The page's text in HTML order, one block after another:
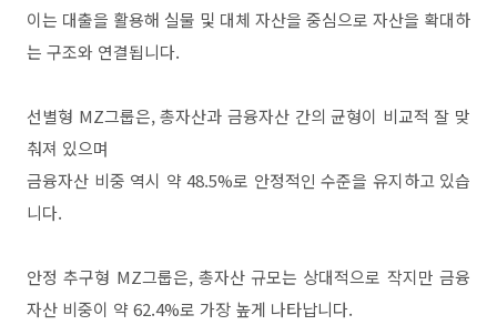
이는 대출을 활용해 실물 및 대체 자산을 중심으로 자산을 확대하
는 구조와 연결됩니다.
선별형 MZ그룹은,총자산과 금융자산 간의 균형이 비교적 잘 맞
춰져 있으며
금융자산 비중 역시 약 48.5%로 안정적인 수준을 유지하고 있습
니다.
안정 추구형 MZ그룹은, 총자산 규모는 상대적으로 작지만 금융
자산 비중이 약 62.4%로 가장 높게 나타납니다.